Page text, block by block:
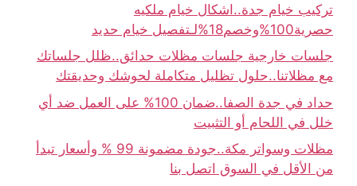
تركيب خيام جدة..اشكال خيام ملكيه
حصرية100%وخصم18%لـتفصيل خيام حديد
جلسات خارجية جلسات مظلات حدائق..ظلل جلساتك
مع مظلاتنا..حلول تظليل متكاملة لحوشك وحديقتك
حداد في جدة الصفا..ضمان 100% على العمل ضد أي
خلل في اللحام أو التثبيت
مظلات وسواتر مكة..جودة مضمونة 99 % وأسعار تبدأ
من الأقل في السوق اتصل بنا